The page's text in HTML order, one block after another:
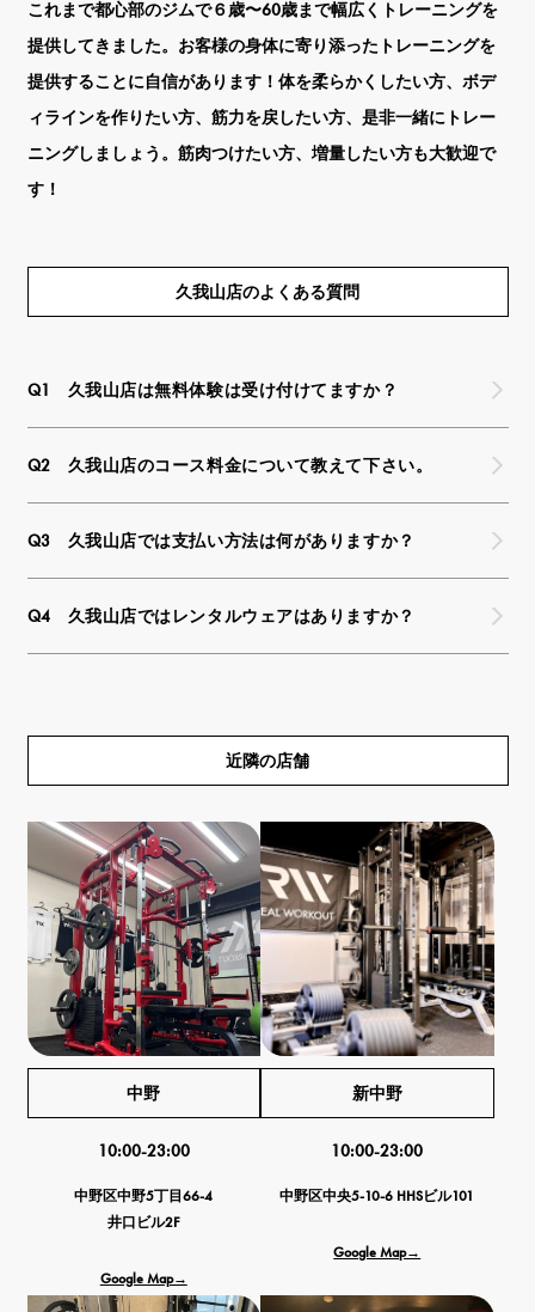
これまで都心部のジムで６歳〜60歳まで幅広くトレーニングを
提供してきました。お客様の身体に寄り添ったトレーニングを
提供することに自信があります！体を柔らかくしたい方、ボデ
ィラインを作りたい方、筋力を戻したい方、是非一緒にトレー
ニングしましょう。筋肉つけたい方、増量したい方も大歓迎で
す！
久我山店のよくある質問
久我山店は無料体験は受け付けてますか？
久我山店のコース料金について教えて下さい。
久我山店では支払い方法は何がありますか？
久我山店ではレンタルウェアはありますか？
近隣の店舗
中野
10:00-23:00
中野区中野5丁目66-4
井口ビル2F
Google Map→
新中野
10:00-23:00
中野区中央5-10-6 HHSビル101
Google Map→